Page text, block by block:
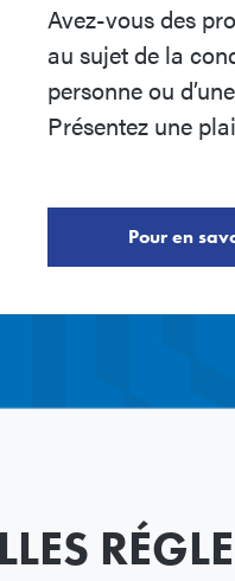
Avez-vous des
au sujet de la
personne ou
Présentez une
Pour en